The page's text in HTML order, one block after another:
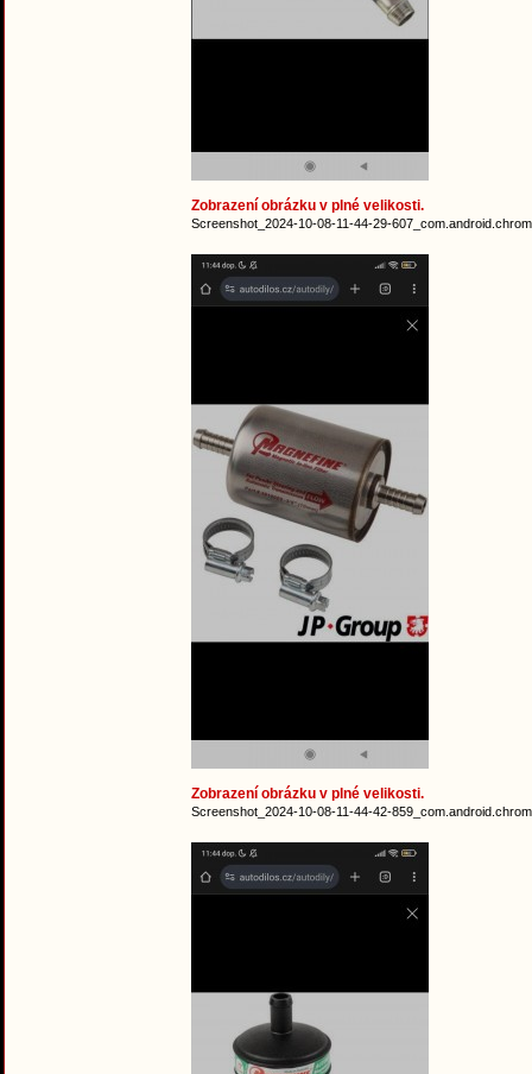
Zobrazení obrázku v plné velikosti.
Screenshot_2024-10-08-11-44-29-
Zobrazení obrázku v plné velikosti.
Screenshot_2024-10-08-11-44-42-